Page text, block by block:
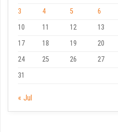
3
4 5 6
10
11 12 13
17
18 19 20
24
25 26 27
31
« Jul